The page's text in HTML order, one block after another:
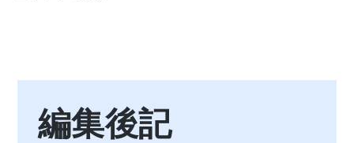
編集後記